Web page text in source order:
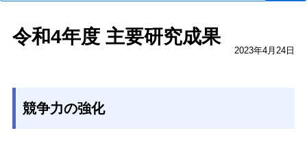
令和4年度 主要研究成果
2023年4月24日
競争力の強化